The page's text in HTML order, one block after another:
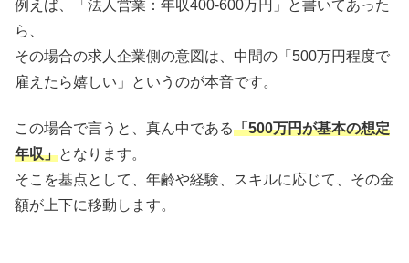
例えば、「法人営業：年収400-600万円」と書いてあった
ら、
その場合の求人企業側の意図は、中間の「500万円程度で
雇えたら嬉しい」というのが本音です。
この場合で言うと、真ん中である「500万円が基本の想定
年収」となります。
そこを基点として、年齢や経験、スキルに応じて、その金
額が上下に移動します。